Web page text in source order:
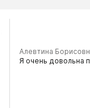
Алевтина
Я очень довольна